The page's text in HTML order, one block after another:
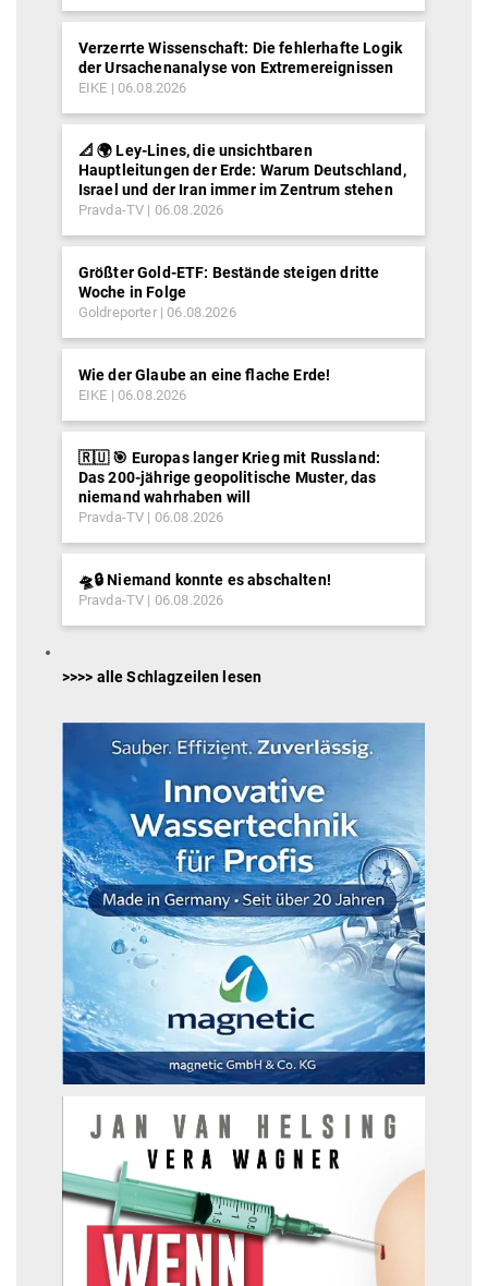
Verzerrte Wissenschaft: Die fehlerhafte Logik
der Ursachenanalyse von Extremereignissen
EIKE 06.08.2026
📐 🌍 Ley-Lines, die unsichtbaren
Hauptleitungen der Erde: Warum Deutschland,
Israel und der Iran immer im Zentrum stehen
Pravda-TV 06.08.2026
Größter Gold-ETF: Bestände steigen dritte
Woche in Folge
Goldreporter 06.08.2026
Wie der Glaube an eine flache Erde!
EIKE 06.08.2026
🇷🇺 🎯 Europas langer Krieg mit Russland:
Das 200-jährige geopolitische Muster, das
niemand wahrhaben will
Pravda-TV 06.08.2026
🛸🔒 Niemand konnte es abschalten!
Pravda-TV 06.08.2026
>>>> alle Schlagzeilen lesen